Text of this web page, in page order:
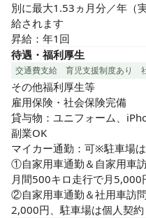
別に最大1.53ヵ月分／年（
給されます
昇給：年1回
待遇・福利厚生
交通費支給 育児支援制度あり
その他福利厚生等
雇用保険・社会保険完備
貸与物：ユニフォーム、
副業OK
マイカー通勤：可※駐車場
①自家用車通勤＆自家用車
月間500キロ走行で月5,000
②自家用車通勤＆社用車訪
2,000円、駐車場は個人契約